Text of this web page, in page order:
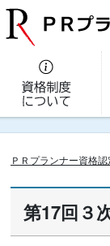
ＰＲプランナー資格
第17回３